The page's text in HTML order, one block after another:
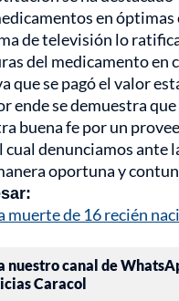
en óptimas
de televisión lo
del medicamento en
que se pagó el valor
ende se demuestra
buena fe por un
denunciamos ante
oportuna y
muerte de 16 recién
nuestro canal de
Caracol